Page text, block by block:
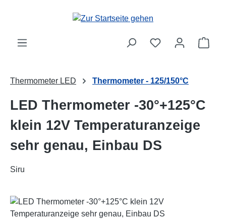
Zum Hauptinhalt springen
Thermometer LED Thermometer - 125/150°C
LED Thermometer -30°+125°C
klein 12V Temperaturanzeige
sehr genau, Einbau DS
Siru
Bildergalerie überspringen